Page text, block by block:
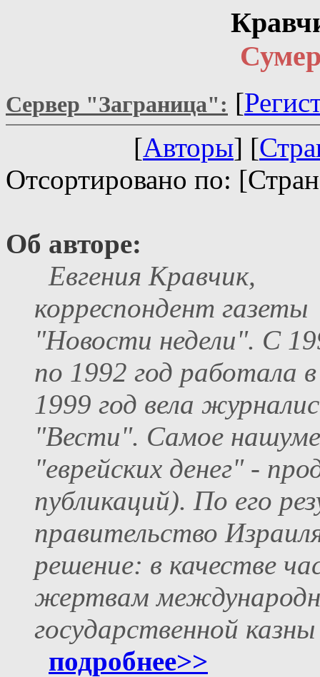
Сервер "Заграница": [
[Авторы] [
Отсортировано по:
Об авторе:
Евгения Кравчик,
корреспондент газеты
"Новости недели". С
по 1992 год работала
1999 год вела
"Вести". Самое
"еврейских денег" -
публикаций). По его
правительство
решение: в качестве
жертвам
государственной
подробнее>>